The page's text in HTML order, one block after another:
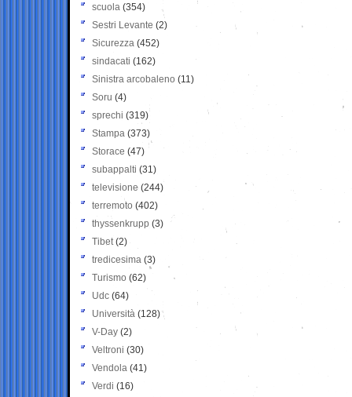
scuola (354)
Sestri Levante (2)
Sicurezza (452)
sindacati (162)
Sinistra arcobaleno (11)
Soru (4)
sprechi (319)
Stampa (373)
Storace (47)
subappalti (31)
televisione(244)
terremoto (402)
thyssenkrupp (3)
Tibet(2)
tredicesima (3)
Turismo (62)
Udc (64)
Università (128)
V-Day (2)
Veltroni (30)
Vendola (41)
Verdi (16)